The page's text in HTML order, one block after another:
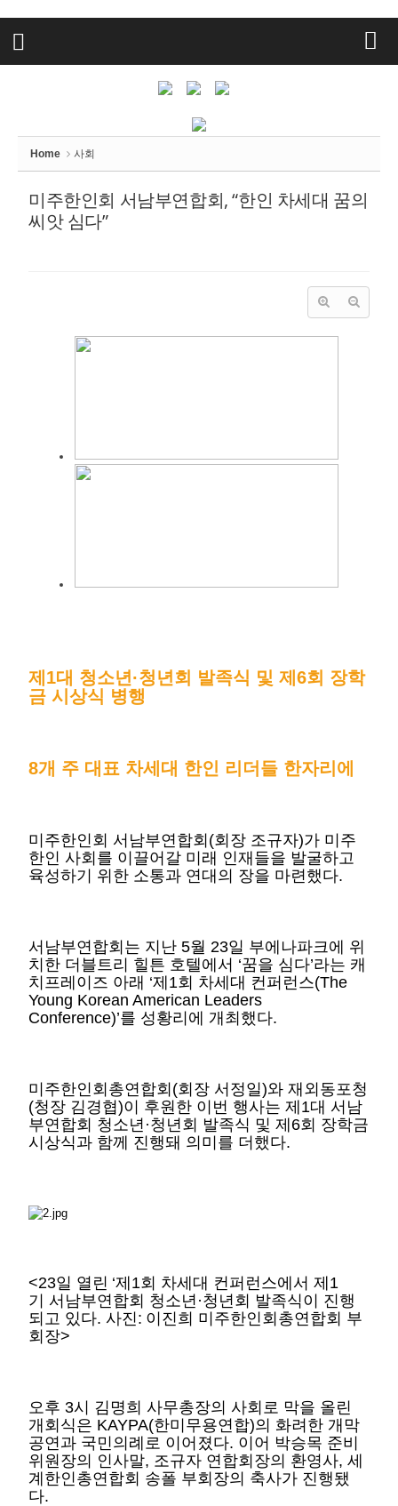
Home 사회
미주한인회 서남부연합회, “한인 차세대 꿈의
씨앗 심다”
제1대 청소년·청년회 발족식 및 제6회 장학
금 시상식 병행
8개 주 대표 차세대 한인 리더들 한자리에
미주한인회 서남부연합회(회장 조규자)가 미주
한인 사회를 이끌어갈 미래 인재들을 발굴하고
육성하기 위한 소통과 연대의 장을 마련했다.
서남부연합회는 지난 5월 23일 부에나파크에 위
치한 더블트리 힐튼 호텔에서 ‘꿈을 심다’라는 캐
치프레이즈 아래 ‘제1회 차세대 컨퍼런스(The
Young Korean American Leaders
Conference)’를 성황리에 개최했다.
미주한인회총연합회(회장 서정일)와 재외동포청
(청장 김경협)이 후원한 이번 행사는 제1대 서남
부연합회 청소년·청년회 발족식 및 제6회 장학금
시상식과 함께 진행돼 의미를 더했다.
<23일 열린 ‘제1회 차세대 컨퍼런스에서 제1
기 서남부연합회 청소년·청년회 발족식이 진행
되고 있다. 사진: 이진희 미주한인회총연합회 부
회장>
오후 3시 김명희 사무총장의 사회로 막을 올린
개회식은 KAYPA(한미무용연합)의 화려한 개막
공연과 국민의례로 이어졌다. 이어 박승목 준비
위원장의 인사말, 조규자 연합회장의 환영사, 세
계한인총연합회 송폴 부회장의 축사가 진행됐
다.